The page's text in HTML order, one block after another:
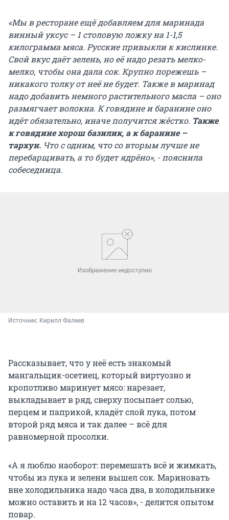
«Мы в ресторане ещё добавляем для маринада
винный уксус – 1 столовую ложку на 1-1,5
килограмма мяса. Русские привыкли к кислинке.
Свой вкус даёт зелень, но её надо резать мелко-
мелко, чтобы она дала сок. Крупно порежешь –
никакого толку от неё не будет. Также в маринад
надо добавить немного растительного масла – оно
размягчает волокна. К говядине и баранине оно
идёт обязательно, иначе получится жёстко. Также
к говядине хорош базилик, а к баранине –
тархун. Что с одним, что со вторым лучше не
перебарщивать, а то будет ядрёно», - пояснила
собеседница.
Источник: Кирилл Фалеев
Рассказывает, что у неё есть знакомый
мангальщик-осетиец, который виртуозно и
кропотливо маринует мясо: нарезает,
выкладывает в ряд, сверху посыпает солью,
перцем и паприкой, кладёт слой лука, потом
второй ряд мяса и так далее – всё для
равномерной просолки.
«А я люблю наоборот: перемешать всё и жимкать,
чтобы из лука и зелени вышел сок. Мариновать
вне холодильника надо часа два, в холодильнике
можно оставить и на 12 часов», - делится опытом
повар.